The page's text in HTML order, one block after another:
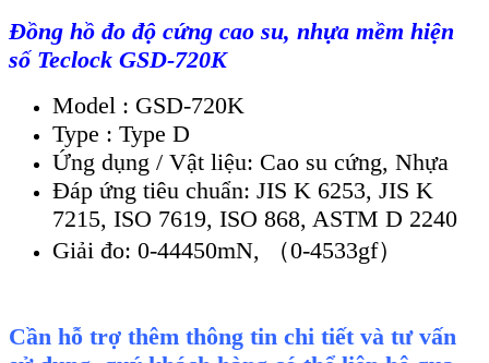
Đồng hồ đo độ cứng cao su, nhựa mềm hiện
số Teclock GSD-720K
Model : GSD-720K
Type : Type D
Ứng dụng / Vật liệu: Cao su cứng, Nhựa
Đáp ứng tiêu chuẩn: JIS K 6253, JIS K
7215, ISO 7619, ISO 868, ASTM D 2240
Giải đo: 0-44450mN, （0-4533gf）
Cần hỗ trợ thêm thông tin chi tiết và tư vấn